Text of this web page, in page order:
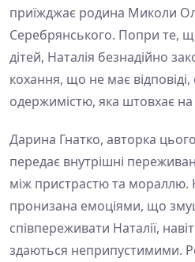
приїжджає родина Миколи
Серебрянського. Попри те,
дітей, Наталія безнадійно
кохання, що не має відповіді,
одержимістю, яка штовхає
Дарина Гнатко, авторка
передає внутрішні
між пристрастю та мораллю.
пронизана емоціями, що
співпереживати Наталії,
здаються неприпустимими.